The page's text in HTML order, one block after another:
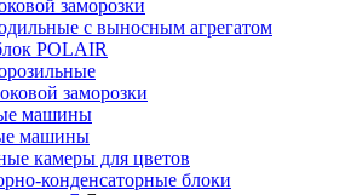
заморозки
с выносным агрегатом
POLAIR
заморозки
машины
машины
камеры для цветов
конденсаторные блоки